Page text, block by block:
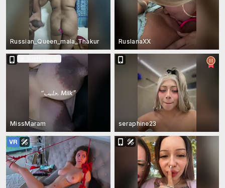
Russian_Queen_mala_Thakur RuslanaXX
“ حليب. Milk”
MissMaram seraphine23